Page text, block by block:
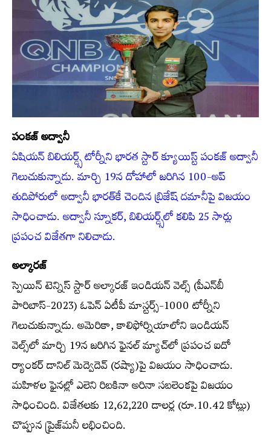
పంకజ్‌ అద్వానీ
ఏషియన్‌ బిలియర్డ్స్‌ టోర్నీని భారత స్టార్‌ క్యూయిస్ట్‌ పంకజ్‌ అద్వానీ
గెలుచుకున్నాడు. మార్చి 19న దోహాలో జరిగిన 100-అప్‌
తుదిపోరులో అద్వానీ భారత్‌కే చెందిన బ్రిజేష్‌ దమానీపై విజయం
సాధించాడు. అద్వానీ స్నూకర్‌, బిలియర్డ్స్‌లో కలిపి 25 సార్లు
ప్రపంచ విజేతగా నిలిచాడు.
అల్కారజ్‌
స్పెయిన్‌ టెన్నిస్‌ స్టార్‌ అల్కారజ్‌ ఇండియన్‌ వెల్స్‌ (పీఎన్‌బీ
పారిబాస్‌-2023) ఓపెన్‌ ఏటీపీ మాస్టర్స్‌-1000 టోర్నీని
గెలుచుకున్నాడు. అమెరికా, కాలిఫోర్నియాలోని ఇండియన్‌
వెల్స్‌లో మార్చి 19న జరిగిన ఫైనల్‌ మ్యాచ్‌లో ప్రపంచ ఐదో
ర్యాంకర్‌ డానిల్‌ మెద్వెదెవ్‌ (రష్యా)పై విజయం సాధించాడు.
మహిళల ఫైనల్లో ఎలెని రిబకినా అరినా సబలెంకపై విజయం
సాధించింది. విజేతలకు 12,62,220 డాలర్ల (రూ.10.42 కోట్లు)
చొప్పున ప్రైజ్‌మనీ లభించింది.